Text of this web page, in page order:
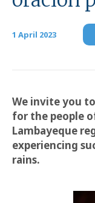
1 April 2023
We invite you
for the people
Lambayeque
experiencing
rains.